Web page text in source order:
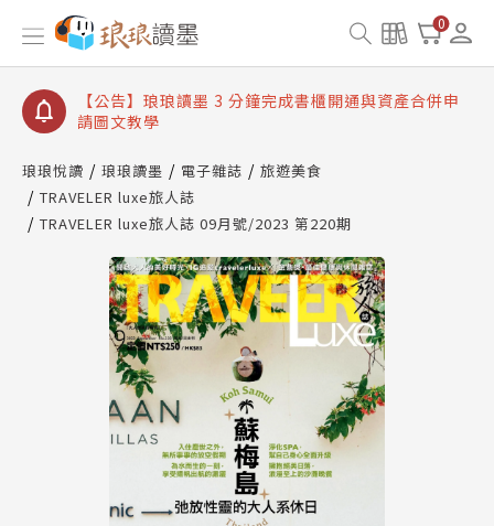
0
【公告】琅琅讀墨數位閱讀資產合併與書櫃開通申請
【公告】琅琅讀墨書櫃開通常見問題
【公告】琅琅讀墨 3 分鐘完成書櫃開通與資產合併申
請圖文教學
查詢
【公告】琅琅讀墨數位閱讀資產合併與書櫃開通申請
琅琅悅讀 琅琅讀墨 電子雜誌
旅遊美食
TRAVELER luxe旅人誌
TRAVELER luxe旅人誌 09月號/2023 第220期